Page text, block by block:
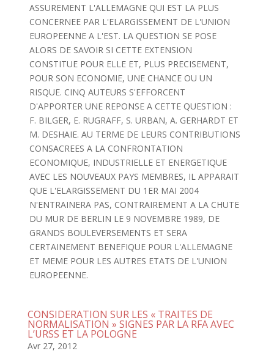
ASSUREMENT L'ALLEMAGNE QUI EST LA PLUS
CONCERNEE PAR L'ELARGISSEMENT DE L'UNION
EUROPEENNE A L'EST. LA QUESTION SE POSE
ALORS DE SAVOIR SI CETTE EXTENSION
CONSTITUE POUR ELLE ET, PLUS PRECISEMENT,
POUR SON ECONOMIE, UNE CHANCE OU UN
RISQUE. CINQ AUTEURS S'EFFORCENT
D'APPORTER UNE REPONSE A CETTE QUESTION :
F. BILGER, E. RUGRAFF, S. URBAN, A. GERHARDT ET
M. DESHAIE. AU TERME DE LEURS CONTRIBUTIONS
CONSACREES A LA CONFRONTATION
ECONOMIQUE, INDUSTRIELLE ET ENERGETIQUE
AVEC LES NOUVEAUX PAYS MEMBRES, IL APPARAIT
QUE L'ELARGISSEMENT DU 1ER MAI 2004
N'ENTRAINERA PAS, CONTRAIREMENT A LA CHUTE
DU MUR DE BERLIN LE 9 NOVEMBRE 1989, DE
GRANDS BOULEVERSEMENTS ET SERA
CERTAINEMENT BENEFIQUE POUR L'ALLEMAGNE
ET MEME POUR LES AUTRES ETATS DE L'UNION
EUROPEENNE.
CONSIDERATION SUR LES « TRAITES DE
NORMALISATION » SIGNES PAR LA RFA AVEC
L’URSS ET LA POLOGNE
Avr 27, 2012